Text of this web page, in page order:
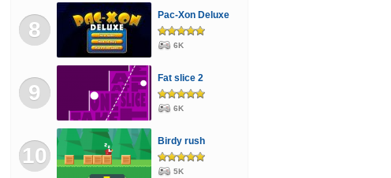
8
Pac-Xon Deluxe
6K
9
Fat slice 2
6K
10
Birdy rush
5K